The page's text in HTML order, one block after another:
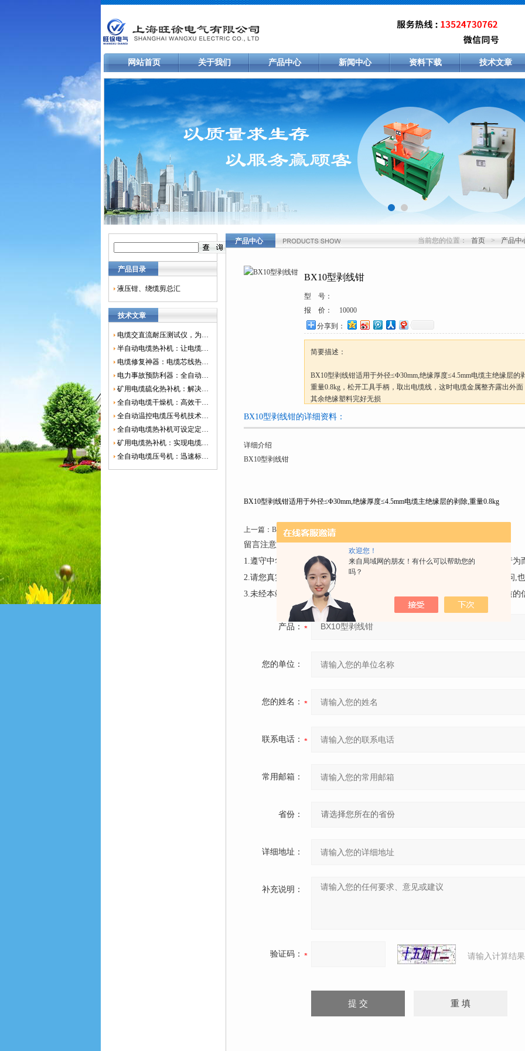
欢迎您！
来自局域网的朋友！有什么可以帮助您的
吗？
网站首页 关于我们 产品中心 新闻中心 资料下载 技术文章
产品目录
液压钳、绕缆剪总汇
技术文章
电缆交直流耐压测试仪，为电网安全保驾护航
半自动电缆热补机：让电缆修复更简单、更高效！
电缆修复神器：电缆芯线热补机如何保障电网安全？
电力事故预防利器：全自动控温电缆热补机
矿用电缆硫化热补机：解决矿山电缆故障的新选择
全自动电缆干燥机：高效干燥，电缆质量
全自动温控电缆压号机技术革新：数字化标识的新趋势
全自动电缆热补机可设定定时功能，实现自动化热补
矿用电缆热补机：实现电缆故障修复的高效装置
全自动电缆压号机：迅速标识电缆的利器
产品中心 当前您的位置： 首页 > 产品中
BX10型剥线钳
型 号：
报 价：
10000
分享到：
简要描述：
BX10型剥线钳适用于外径≤Φ30mm,绝缘厚度≤4.5mm电缆主绝缘层的
重量0.8kg，松开工具手柄，取出电缆线，这时电缆金属整齐露出外面
其余绝缘塑料完好无损
BX10型剥线钳的详细资料：
详细介绍
BX10型剥线钳
BX10型剥线钳适用于外径≤Φ30mm,绝缘厚度≤4.5mm电缆主绝缘层的剥除,重量0.8kg
上一篇： BB90型高压电缆绝缘层剥线钳
留言注意事项：
1.遵守中华人民共和国有关法律、法规，尊重网上道德，承担一切因您的行
2.请您真实的反映产品的情况,不要捏造、诬蔑、造谣。如对产品有任何疑问,
3.未经本站同意，任何人不得利用本留言簿发布个人或团体的具有广告性质的
产品：
您的单位：
您的姓名：
联系电话：
常用邮箱：
省份：
详细地址：
补充说明：
验证码： 请输入计算结